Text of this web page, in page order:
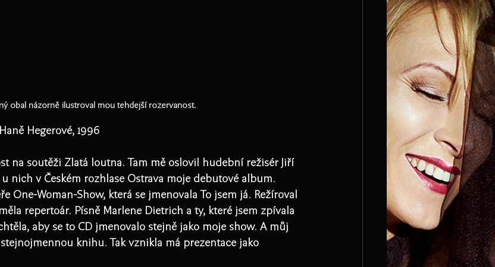
obal názorně ilustroval mou tehdejší rozervanost.
Hegerové, 1996
na soutěži Zlatá loutna. Tam mě oslovil hudební režisér Jiří
nich v Českém rozhlase Ostrava moje debutové album.
One-Woman-Show, která se jmenovala To jsem já. Režíroval
repertoár. Písně Marlene Dietrich a ty, které jsem zpívala
aby se to CD jmenovalo stejně jako moje show. A můj
knihu. Tak vznikla má prezentace jako